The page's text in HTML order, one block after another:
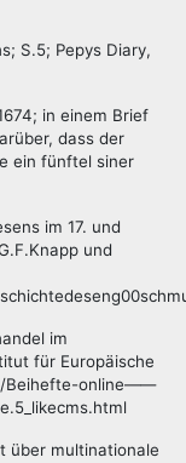
S.5; Pepys Diary,
in einem Brief
dass der
ein fünftel siner
im 17. und
und
im
für Europäische
Beihefte-online——
über multinationale